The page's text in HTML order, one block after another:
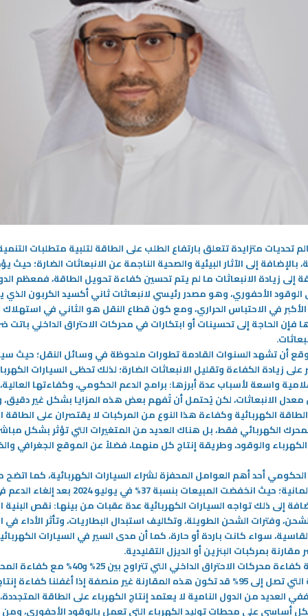
10‏/12‏/2024
مستقبل محركات الاحتراق الداخلي
يواجه العالم تحديات متزايدة تتعلق
بارتفاع الطلب على الطاقة لتلبية
متطلبات التنمية المستدامة، بالإضافة إلى
النفايات في ظل الاقتصاد
تدوير النفايات في حماية
والبيئة
28‏/05‏/2024
محولات القدرة الكهربائية Power
Transformers
تعتبر المولدات الكهربائية من أهم
-
المزيد
تحديات متزايدة تتعلق بارتفاع الطلب على الطاقة لتلبية متطلبات
بالإضافة إلى الآثار البيئية والصحية الناجمة عن الانبعاثات الضارة؛ حيث
إلى زيادة الانبعاثات ما لم يتم تحسين كفاءة تحويل الطاقة، فمعظم
الأحفوري، وهو مصدر رئيسي لانبعاثات ثاني أكسيد الكربون الذي
في الاحتباس الحراري، ومع كون قطاع النقل هو الثاني في استهلاك
فإن الحاجة إلى تحسينات أو ابتكارات في محركات الاحتراق الداخلي باتت
.
أن تشهد السنوات القادمة تطورات ملحوظة في وسائل النقل؛ حيث
زيادة الكفاءة وتقليل الانبعاثات الضارة؛ لذلك تحظى السيارات
واسعة لأسباب عدة أبرزها: برامج الدعم الحكومي، وكفاءتها
الانبعاثات، لكن يُحتمل أن تُفهم بعض هذه المزايا بشكل غير دقيق،
الكهربائية وكفاءة هذا النوع من المركبات لا يقتصران على الطاقة
الكهربائي فقط، بل هناك العديد من المتغيرات التي تؤثر بشكل
والوقود، وطريقة إنتاج كل منهما، فضلاً عن الموقع الجغرافي
أحد أهم العوامل المحفزة لشراء السيارات الكهربائية، كما
التجربة الألمانية؛ حيث انخفضت المبيعات بنسبة 37% في
إلى ذلك تواجه السيارات الكهربائية عدة عقبات من بينها: نقص البنية
وفترات الشحن الطويلة، وتكاليف استبدال البطاريات، وتأثر الأداء
سواء كانت باردة أو حارة، كما أن مدى السير في السيارات
بمركبات البنزين أو الديزل التقليدية.
عند مقارنة كفاءة محركات الاحتراق الداخلي التي تتراوح بين 25%
الكهربائية التي تصل إلى 95% قد تكون هذه المقارنة غير منصفة إذا أغفلنا كفاءة
العديد من الدول النامية لا يعتمد إنتاج الكهرباء على الطاقة
أساسي على محطات توليد الكهرباء التي تعمل بالوقود الأحفوري،